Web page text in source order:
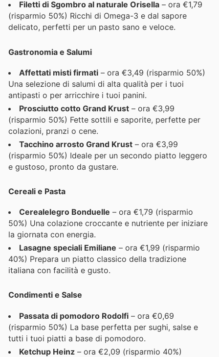
Filetti di Sgombro al naturale Orisella – ora €1,79
(risparmio 50%) Ricchi di Omega-3 e dal sapore
delicato, perfetti per un pasto sano e veloce.
Gastronomia e Salumi
Affettati misti firmati – ora €3,49 (risparmio 50%)
Una selezione di salumi di alta qualità per i tuoi
antipasti o per arricchire i tuoi panini.
Prosciutto cotto Grand Krust – ora €3,99
(risparmio 50%) Fette sottili e saporite, perfette per
colazioni, pranzi o cene.
Tacchino arrosto Grand Krust – ora €3,99
(risparmio 50%) Ideale per un secondo piatto leggero
e gustoso, pronto da gustare.
Cereali e Pasta
Cerealelegro Bonduelle – ora €1,79 (risparmio
50%) Una colazione croccante e nutriente per iniziare
la giornata con energia.
Lasagne speciali Emiliane – ora €1,99 (risparmio
40%) Prepara un piatto classico della tradizione
italiana con facilità e gusto.
Condimenti e Salse
Passata di pomodoro Rodolfi – ora €0,69
(risparmio 50%) La base perfetta per sughi, salse e
tutti i tuoi piatti a base di pomodoro.
Ketchup Heinz – ora €2,09 (risparmio 40%)